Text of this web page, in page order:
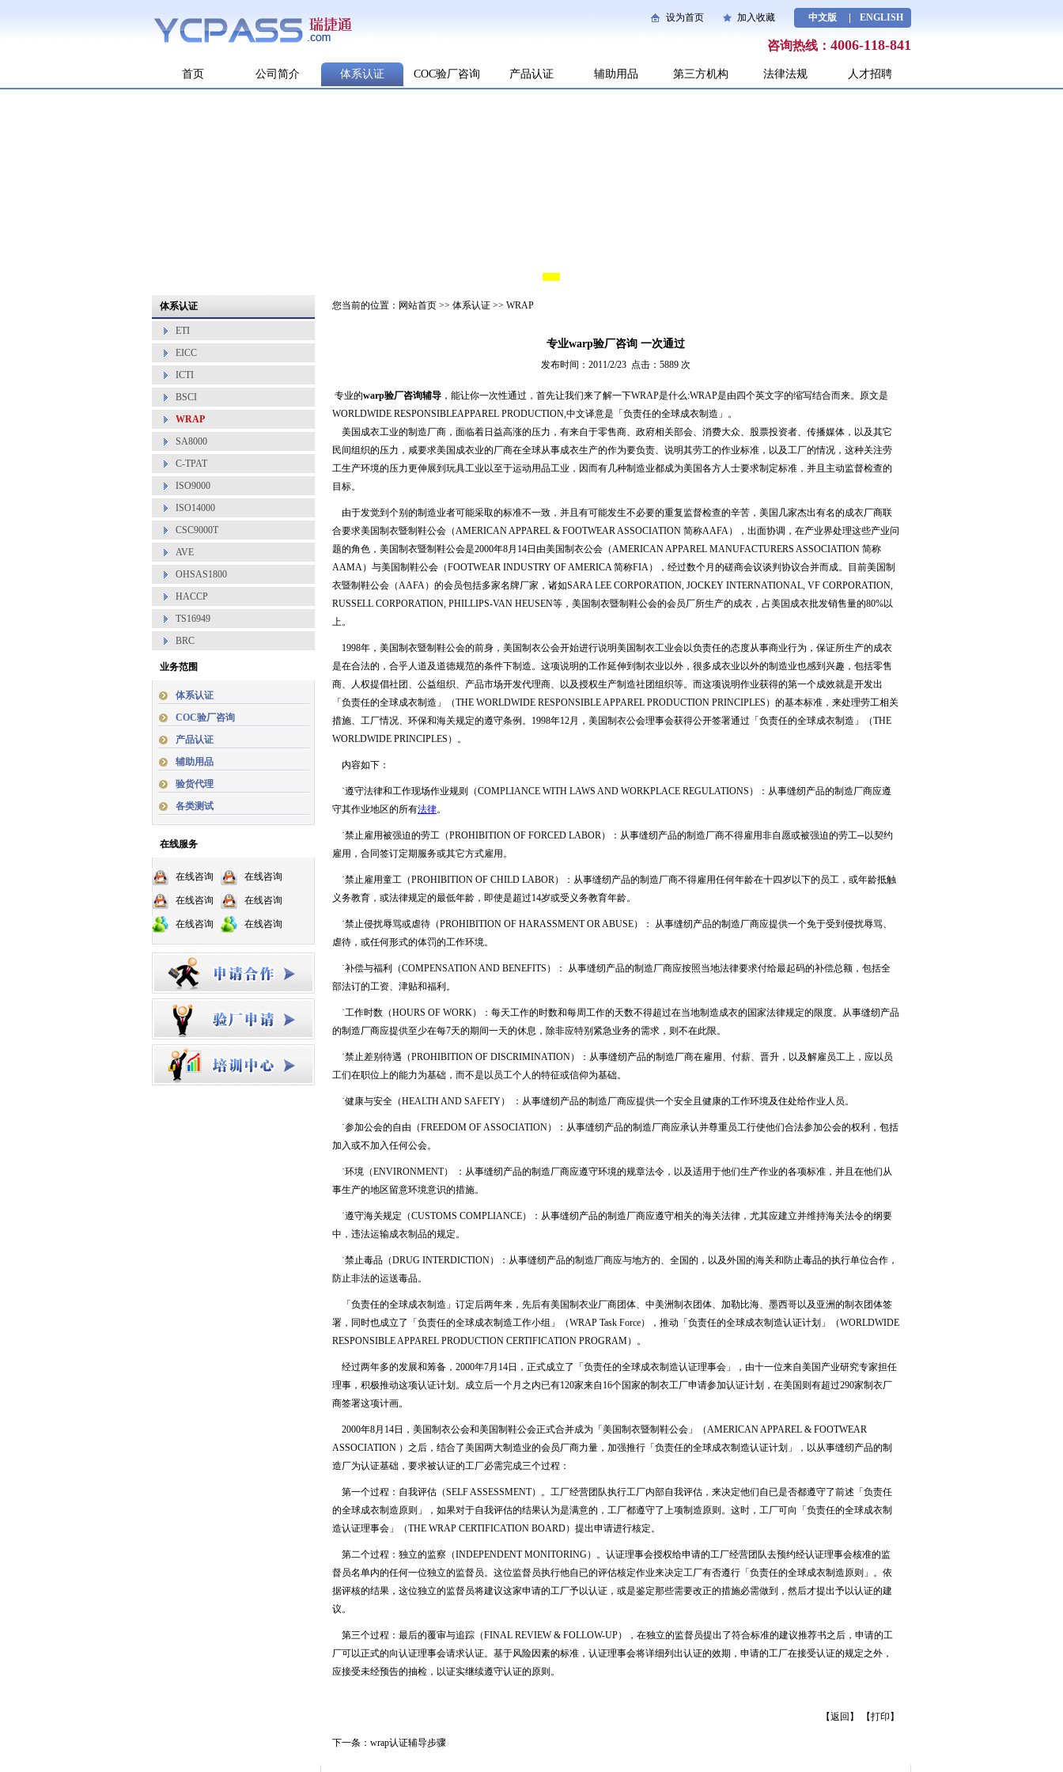
设为首页 加入收藏 中文版 ENGLISH
咨询热线： 4006-118-841
首页 公司简介 体系认证 COC验厂咨询 产品认证 辅助用品 第三方机构 法律法规 人才招聘
体系认证
ETI
EICC
ICTI
BSCI
WRAP
SA8000
C-TPAT
ISO9000
ISO14000
CSC9000T
AVE
OHSAS1800
HACCP
TS16949
BRC
业务范围
体系认证
COC验厂咨询
产品认证
辅助用品
验货代理
各类测试
在线服务
在线咨询 在线咨询
在线咨询 在线咨询
在线咨询 在线咨询
您当前的位置： 网站首页 >> 体系认证 >> WRAP
专业warp验厂咨询 一次通过
发布时间：2011/2/23 点击：5889 次
专业的warp验厂咨询辅导 ，能让你一次性通过，首先让我们来了解一下WRAP是什么:WRAP是由四个英文字的缩写结合而来。原文是
WORLDWIDE RESPONSIBLEAPPAREL PRODUCTION,中文译意是「负责任的全球成衣制造」。
美国成衣工业的制造厂商，面临着日益高涨的压力，有来自于零售商、政府相关部会、消费大众、股票投资者、传播媒体，以及其它
民间组织的压力，咸要求美国成衣业的厂商在全球从事成衣生产的作为要负责、说明其劳工的作业标准，以及工厂的情况，这种关注劳
工生产环境的压力更伸展到玩具工业以至于运动用品工业，因而有几种制造业都成为美国各方人士要求制定标准，并且主动监督检查的
目标。
由于发觉到个别的制造业者可能采取的标准不一致，并且有可能发生不必要的重复监督检查的辛苦，美国几家杰出有名的成衣厂商联
合要求美国制衣暨制鞋公会（AMERICAN APPAREL & FOOTWEAR ASSOCIATION 简称AAFA），出面协调，在产业界处理这些产业问
题的角色，美国制衣暨制鞋公会是2000年8月14日由美国制衣公会（AMERICAN APPAREL MANUFACTURERS ASSOCIATION 简称
AAMA）与美国制鞋公会（FOOTWEAR INDUSTRY OF AMERICA 简称FIA），经过数个月的磋商会议谈判协议合并而成。目前美国制
衣暨制鞋公会（AAFA）的会员包括多家名牌厂家，诸如SARA LEE CORPORATION, JOCKEY INTERNATIONAL, VF CORPORATION,
RUSSELL CORPORATION, PHILLIPS-VAN HEUSEN等，美国制衣暨制鞋公会的会员厂所生产的成衣，占美国成衣批发销售量的80%以
上。
1998年，美国制衣暨制鞋公会的前身，美国制衣公会开始进行说明美国制衣工业会以负责任的态度从事商业行为，保证所生产的成衣
是在合法的，合乎人道及道德规范的条件下制造。这项说明的工作延伸到制衣业以外，很多成衣业以外的制造业也感到兴趣，包括零售
商、人权提倡社团、公益组织、产品市场开发代理商、以及授权生产制造社团组织等。而这项说明作业获得的第一个成效就是开发出
「负责任的全球成衣制造」（THE WORLDWIDE RESPONSIBLE APPAREL PRODUCTION PRINCIPLES）的基本标准，来处理劳工相关
措施、工厂情况、环保和海关规定的遵守条例。1998年12月，美国制衣公会理事会获得公开签署通过「负责任的全球成衣制造」（THE
WORLDWIDE PRINCIPLES）。
内容如下：
˙遵守法律和工作现场作业规则（COMPLIANCE WITH LAWS AND WORKPLACE REGULATIONS）：从事缝纫产品的制造厂商应遵
守其作业地区的所有法律。
˙禁止雇用被强迫的劳工（PROHIBITION OF FORCED LABOR）：从事缝纫产品的制造厂商不得雇用非自愿或被强迫的劳工─以契约
雇用，合同签订定期服务或其它方式雇用。
˙禁止雇用童工（PROHIBITION OF CHILD LABOR）：从事缝纫产品的制造厂商不得雇用任何年龄在十四岁以下的员工，或年龄抵触
义务教育，或法律规定的最低年龄，即使是超过14岁或受义务教育年龄。
˙禁止侵扰辱骂或虐待（PROHIBITION OF HARASSMENT OR ABUSE）： 从事缝纫产品的制造厂商应提供一个免于受到侵扰辱骂、
虐待，或任何形式的体罚的工作环境。
˙补偿与福利（COMPENSATION AND BENEFITS）： 从事缝纫产品的制造厂商应按照当地法律要求付给最起码的补偿总额，包括全
部法订的工资、津贴和福利。
˙工作时数（HOURS OF WORK）：每天工作的时数和每周工作的天数不得超过在当地制造成衣的国家法律规定的限度。从事缝纫产品
的制造厂商应提供至少在每7天的期间一天的休息，除非应特别紧急业务的需求，则不在此限。
˙禁止差别待遇（PROHIBITION OF DISCRIMINATION）：从事缝纫产品的制造厂商在雇用、付薪、晋升，以及解雇员工上，应以员
工们在职位上的能力为基础，而不是以员工个人的特征或信仰为基础。
˙健康与安全（HEALTH AND SAFETY） ：从事缝纫产品的制造厂商应提供一个安全且健康的工作环境及住处给作业人员。
˙参加公会的自由（FREEDOM OF ASSOCIATION）：从事缝纫产品的制造厂商应承认并尊重员工行使他们合法参加公会的权利，包括
加入或不加入任何公会。
˙环境（ENVIRONMENT） ：从事缝纫产品的制造厂商应遵守环境的规章法令，以及适用于他们生产作业的各项标准，并且在他们从
事生产的地区留意环境意识的措施。
˙遵守海关规定（CUSTOMS COMPLIANCE）：从事缝纫产品的制造厂商应遵守相关的海关法律，尤其应建立并维持海关法令的纲要
中，违法运输成衣制品的规定。
˙禁止毒品（DRUG INTERDICTION）：从事缝纫产品的制造厂商应与地方的、全国的，以及外国的海关和防止毒品的执行单位合作，
防止非法的运送毒品。
「负责任的全球成衣制造」订定后两年来，先后有美国制衣业厂商团体、中美洲制衣团体、加勒比海、墨西哥以及亚洲的制衣团体签
署，同时也成立了「负责任的全球成衣制造工作小组」（WRAP Task Force），推动「负责任的全球成衣制造认证计划」（WORLDWIDE
RESPONSIBLE APPAREL PRODUCTION CERTIFICATION PROGRAM）。
经过两年多的发展和筹备，2000年7月14日，正式成立了「负责任的全球成衣制造认证理事会」，由十一位来自美国产业研究专家担任
理事，积极推动这项认证计划。成立后一个月之内已有120家来自16个国家的制衣工厂申请参加认证计划，在美国则有超过290家制衣厂
商签署这项计画。
2000年8月14日，美国制衣公会和美国制鞋公会正式合并成为「美国制衣暨制鞋公会」（AMERICAN APPAREL & FOOTWEAR
ASSOCIATION ）之后，结合了美国两大制造业的会员厂商力量，加强推行「负责任的全球成衣制造认证计划」，以从事缝纫产品的制
造厂为认证基础，要求被认证的工厂必需完成三个过程：
第一个过程：自我评估（SELF ASSESSMENT）。工厂经营团队执行工厂内部自我评估，来决定他们自已是否都遵守了前述「负责任
的全球成衣制造原则」，如果对于自我评估的结果认为是满意的，工厂都遵守了上项制造原则。这时，工厂可向「负责任的全球成衣制
造认证理事会」（THE WRAP CERTIFICATION BOARD）提出申请进行核定。
第二个过程：独立的监察（INDEPENDENT MONITORING）。认证理事会授权给申请的工厂经营团队去预约经认证理事会核准的监
督员名单内的任何一位独立的监督员。这位监督员执行他自已的评估核定作业来决定工厂有否遵行「负责任的全球成衣制造原则」。依
据评核的结果，这位独立的监督员将建议这家申请的工厂予以认证，或是鉴定那些需要改正的措施必需做到，然后才提出予以认证的建
议。
第三个过程：最后的覆审与追踪（FINAL REVIEW & FOLLOW-UP），在独立的监督员提出了符合标准的建议推荐书之后，申请的工
厂可以正式的向认证理事会请求认证。基于风险因素的标准，认证理事会将详细列出认证的效期，申请的工厂在接受认证的规定之外，
应接受未经预告的抽检，以证实继续遵守认证的原则。
【返回 】 【打印 】
下一条：wrap认证辅导步骤